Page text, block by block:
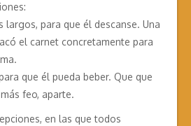
largos, para que él descanse. Una
el carnet concretamente para
que él pueda beber. Que que
feo, aparte.
en las que todos